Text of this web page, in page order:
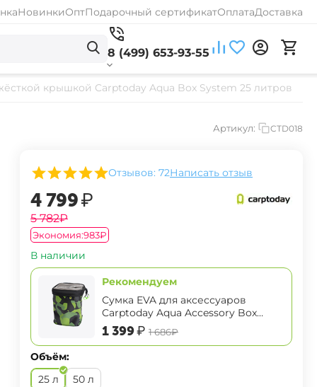
НовинкиОптПодарочный сертификатОплатаДоставка
8 (499) 653-93-55
крышкой Carptoday Aqua Box System 25 литров
Артикул: CTD018
Отзывов: 72Написать отзыв
‍4 799‍₽
‍5 782‍₽
Экономия:‍983‍₽
В наличии
Рекомендуем
Сумка EVA для аксессуаров
Carptoday Aqua Accessory Box
System высокая
‍1 399‍₽ ‍1 686‍₽
Объём:
25 л
50 л